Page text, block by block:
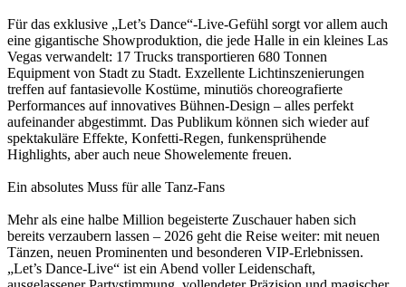
Für das exklusive „Let’s Dance“-Live-Gefühl sorgt vor allem auch
eine gigantische Showproduktion, die jede Halle in ein kleines Las
Vegas verwandelt: 17 Trucks transportieren 680 Tonnen
Equipment von Stadt zu Stadt. Exzellente Lichtinszenierungen
treffen auf fantasievolle Kostüme, minutiös choreografierte
Performances auf innovatives Bühnen-Design – alles perfekt
aufeinander abgestimmt. Das Publikum können sich wieder auf
spektakuläre Effekte, Konfetti-Regen, funkensprühende
Highlights, aber auch neue Showelemente freuen.
Ein absolutes Muss für alle Tanz-Fans
Mehr als eine halbe Million begeisterte Zuschauer haben sich
bereits verzaubern lassen – 2026 geht die Reise weiter: mit neuen
Tänzen, neuen Prominenten und besonderen VIP-Erlebnissen.
„Let’s Dance-Live“ ist ein Abend voller Leidenschaft,